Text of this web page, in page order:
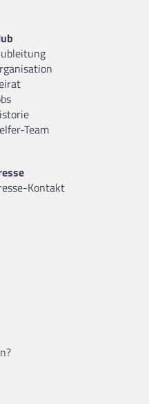
Team
Kontakt